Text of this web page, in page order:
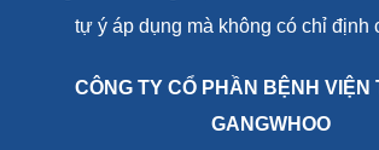
Gangwhoo không chịu trách nhiệm về
CÔNG TY CỔ PHẦN BỆNH VIỆN